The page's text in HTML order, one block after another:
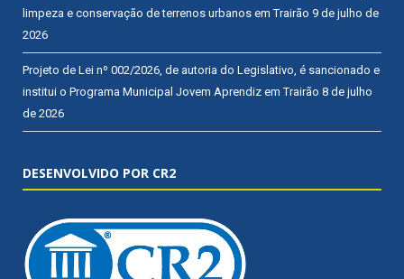
limpeza e conservação de terrenos urbanos em Trairão 9 de julho de
2026
Projeto de Lei nº 002/2026, de autoria do Legislativo, é sancionado e
institui o Programa Municipal Jovem Aprendiz em Trairão 8 de julho
de 2026
DESENVOLVIDO POR CR2